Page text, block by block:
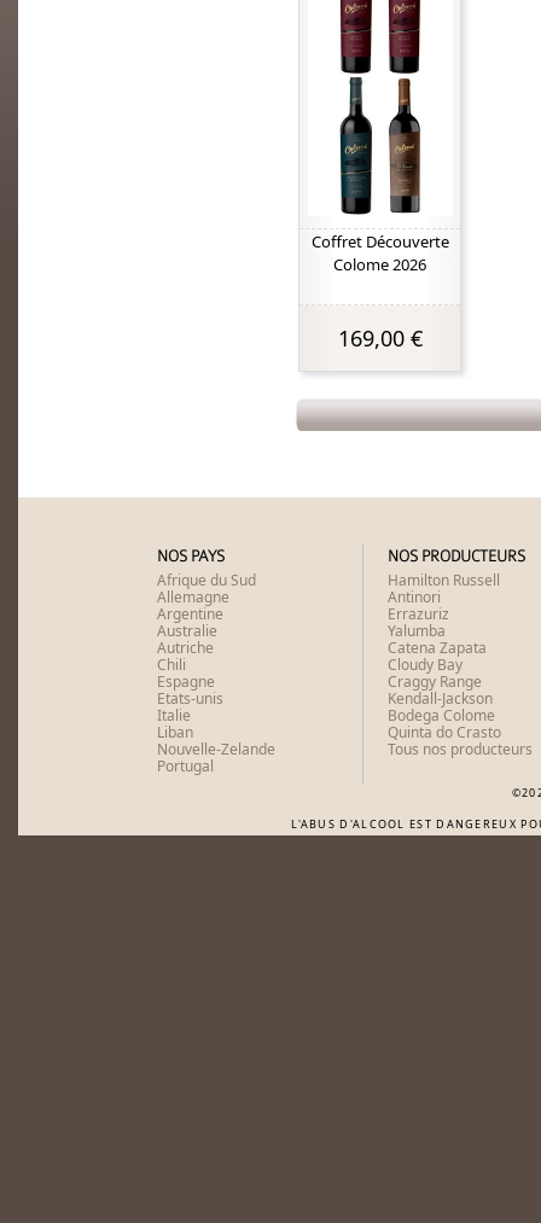
Coffret Découverte
Colome 2026
169,00 €
NOS PAYS
Afrique du Sud
Allemagne
Argentine
Australie
Autriche
Chili
Espagne
Etats-unis
Italie
Liban
Nouvelle-Zelande
Portugal
NOS PRODUCTEURS
Hamilton Russell
Antinori
Errazuriz
Yalumba
Catena Zapata
Cloudy Bay
Craggy Range
Kendall-Jackson
Bodega Colome
Quinta do Crasto
Tous nos producteurs
L'ABUS D'ALCOOL EST DANGEREUX